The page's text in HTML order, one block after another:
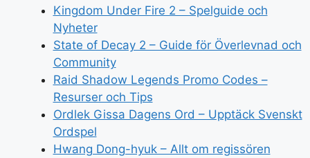
Kingdom Under Fire 2 – Spelguide och
Nyheter
State of Decay 2 – Guide för Överlevnad och
Community
Raid Shadow Legends Promo Codes –
Resurser och Tips
Ordlek Gissa Dagens Ord – Upptäck Svenskt
Ordspel
Hwang Dong-hyuk – Allt om regissören